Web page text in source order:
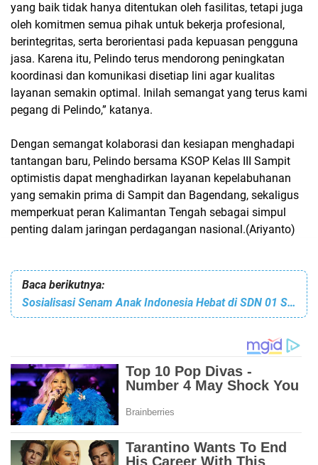
yang baik tidak hanya ditentukan oleh fasilitas, tetapi juga
oleh komitmen semua pihak untuk bekerja profesional,
berintegritas, serta berorientasi pada kepuasan pengguna
jasa. Karena itu, Pelindo terus mendorong peningkatan
koordinasi dan komunikasi disetiap lini agar kualitas
layanan semakin optimal. Inilah semangat yang terus kami
pegang di Pelindo,” katanya.
Dengan semangat kolaborasi dan kesiapan menghadapi
tantangan baru, Pelindo bersama KSOP Kelas III Sampit
optimistis dapat menghadirkan layanan kepelabuhanan
yang semakin prima di Sampit dan Bagendang, sekaligus
memperkuat peran Kalimantan Tengah sebagai simpul
penting dalam jaringan perdagangan nasional.(Ariyanto)
Baca berikutnya:
Sosialisasi Senam Anak Indonesia Hebat di SDN 01 Sukadana oleh Aipda Lutpul Hakim